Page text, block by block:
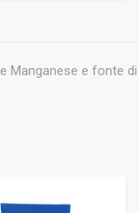
Manganese e fonte di